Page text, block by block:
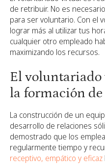
de retribuir. No es
para ser voluntario. Con el
lograr más al utilizar tus
cualquier otro empleado
maximizando los recursos.
El
la formación
La construcción de un
desarrollo de relaciones
demostrado que los
regularmente tiempo y
receptivo, empático y eficaz